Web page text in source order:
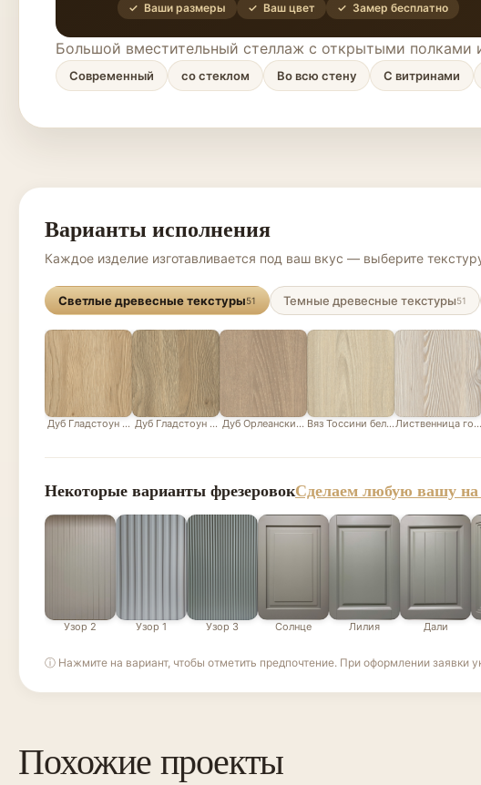
✓ Ваши размеры ✓ Ваш цвет ✓ Замер бесплатно
Большой вместительный стеллаж с открытыми полками
Современный со стеклом Во всю стену С витринами
Варианты исполнения
Каждое изделие изготавливается под ваш вкус — выберите
Светлые древесные текстуры51 Темные древесные текстуры51
Дуб Гладстоун песочныйДуб Гладстоун серо-бежевыйДуб Орлеанский песочно-бежевый
Вяз Тоссини белыйЛиственница
Некоторые варианты фрезеровокСделаем любую вашу на
Узор 2 Узор 1 Узор 3 Солнце Лилия Дали
ⓘ Нажмите на вариант, чтобы отметить предпочтение. При оформлении
Похожие проекты